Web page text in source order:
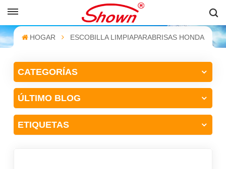
HOGAR ESCOBILLA LIMPIAPARABRISAS HONDA
CATEGORÍAS
ÚLTIMO BLOG
ETIQUETAS